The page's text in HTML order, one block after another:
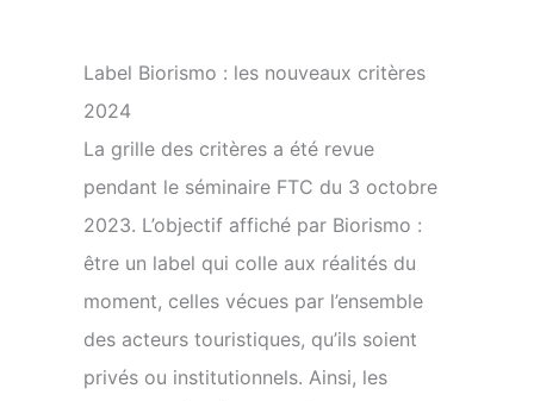
Label Biorismo : les nouveaux critères
2024
La grille des critères a été revue
pendant le séminaire FTC du 3 octobre
2023. L’objectif affiché par Biorismo :
être un label qui colle aux réalités du
moment, celles vécues par l’ensemble
des acteurs touristiques, qu’ils soient
privés ou institutionnels. Ainsi, les